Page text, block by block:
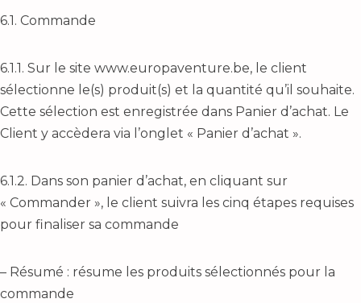
6.1. Commande
6.1.1. Sur le site www.europaventure.be, le client
sélectionne le(s) produit(s) et la quantité qu’il souhaite.
Cette sélection est enregistrée dans Panier d’achat. Le
Client y accèdera via l’onglet « Panier d’achat ».
6.1.2. Dans son panier d’achat, en cliquant sur
« Commander », le client suivra les cinq étapes requises
pour finaliser sa commande
– Résumé : résume les produits sélectionnés pour la
commande